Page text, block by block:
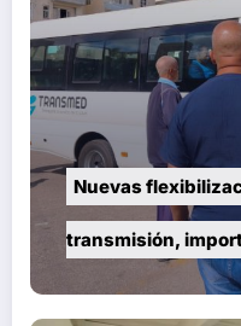
Nuevas
transmisión,
de vehículos en